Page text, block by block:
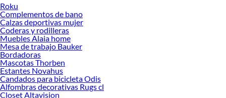
Desde remodelaciones hasta proyectos de decoración, estamos aquí para hacer
tus ideas realidad. ¡Visítanos y encuentra todo lo que tenemos para ofrecerte en
Cajas organizadoras plásticas!
Explora la variedad de productos de Cajas organizadoras plásticas en
Sodimac
Herramientas, materiales y accesorios de calidad para tus proyectos y
renovación de espacios. ¡Visítanos y descubre todo lo que tenemos para
ofrecerte!
Roku
Complementos de bano
Calzas deportivas mujer
Coderas y rodilleras
Muebles Alaia home
Mesa de trabajo Bauker
Bordadoras
Mascotas Thorben
Estantes Novahus
Candados para bicicleta Odis
Alfombras decorativas Rugs cl
Closet Altavision